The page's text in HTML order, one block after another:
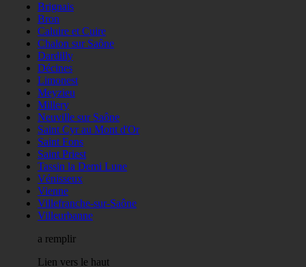
Brignais
Bron
Caluire et Cuire
Chalon sur Saône
Dardilly
Décines
Limonest
Meyzieu
Millery
Neuville sur Saône
Saint Cyr au Mont d'Or
Saint Fons
Saint Priest
Tassin la Demi Lune
Vénisseux
Vienne
Villefranche-sur-Saône
Villeurbanne
a remplir
Lien vers le haut